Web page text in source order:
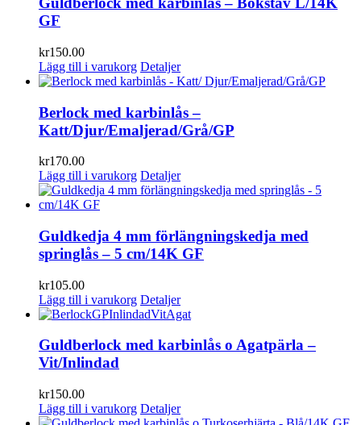
GF
kr150.00
Lägg till i varukorg Detaljer
Berlock med karbinlås –
Katt/Djur/Emaljerad/Grå/GP
kr170.00
Lägg till i varukorg Detaljer
Guldkedja 4 mm förlängningskedja med
springlås – 5 cm/14K GF
kr105.00
Lägg till i varukorg Detaljer
Guldberlock med karbinlås o Agatpärla –
Vit/Inlindad
kr150.00
Lägg till i varukorg Detaljer